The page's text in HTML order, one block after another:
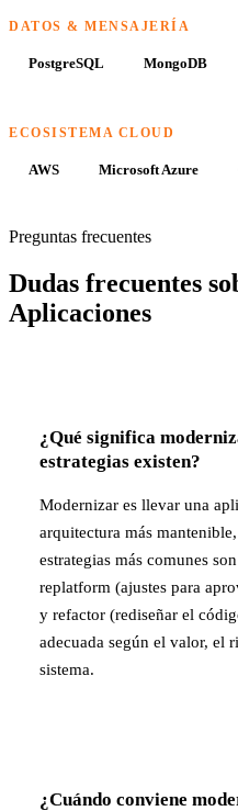
DATOS & MENSAJERÍA
PostgreSQL MongoDB
ECOSISTEMA CLOUD
AWS Microsoft Azure
Preguntas frecuentes
Dudas frecuentes
Aplicaciones
¿Qué significa
estrategias existen?
Modernizar es llevar una
arquitectura más
estrategias más comunes
replatform (ajustes para
y refactor (rediseñar el
adecuada según el valor, el
sistema.
¿Cuándo conviene